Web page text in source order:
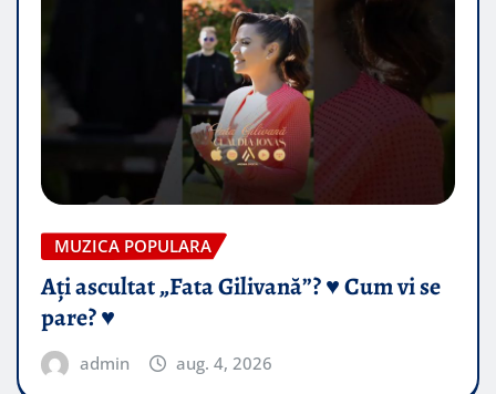
MUZICA POPULARA
Ați ascultat „Fata Gilivană”? ♥️ Cum vi se
pare? ♥️
admin aug. 4, 2026